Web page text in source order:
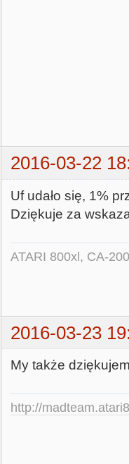
2016-03-22
Uf udało się, 1%
Dziękuje za
ATARI 800xl, CA-
2016-03-23
My także
http://